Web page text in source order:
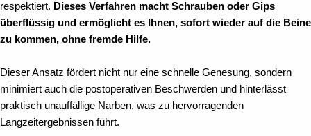
respektiert. Dieses Verfahren macht Schrauben oder Gips
überflüssig und ermöglicht es Ihnen, sofort wieder auf die Beine
zu kommen, ohne fremde Hilfe.
Dieser Ansatz fördert nicht nur eine schnelle Genesung, sondern
minimiert auch die postoperativen Beschwerden und hinterlässt
praktisch unauffällige Narben, was zu hervorragenden
Langzeitergebnissen führt.